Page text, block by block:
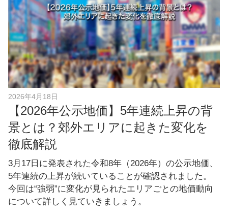
報
を
お
届
け
し
ま
す
！
2026年4月18日
【2026年公示地価】5年連続上昇の背
景とは？郊外エリアに起きた変化を
徹底解説
3月17日に発表された令和8年（2026年）の公示地価、
5年連続の上昇が続いていることが確認されました。
今回は“強弱”に変化が見られたエリアごとの地価動向
について詳しく見ていきましょう。